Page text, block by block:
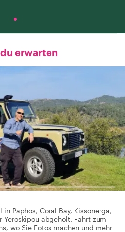
erwarten
Paphos, Coral Bay, Kissonerga,
Yeroskipou abgeholt. Fahrt zum
wo Sie Fotos machen und mehr